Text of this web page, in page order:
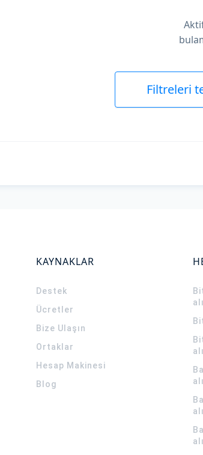
Filtreleri
KAYNAKLAR
Destek
Ücretler
Bize Ulaşın
Ortaklar
Hesap Makinesi
Blog